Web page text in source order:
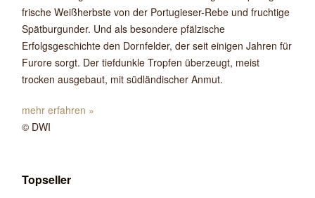
frische Weißherbste von der Portugieser-Rebe und fruchtige
Spätburgunder. Und als besondere pfälzische
Erfolgsgeschichte den Dornfelder, der seit einigen Jahren für
Furore sorgt. Der tiefdunkle Tropfen überzeugt, meist
trocken ausgebaut, mit südländischer Anmut.
mehr erfahren »
© DWI
Topseller